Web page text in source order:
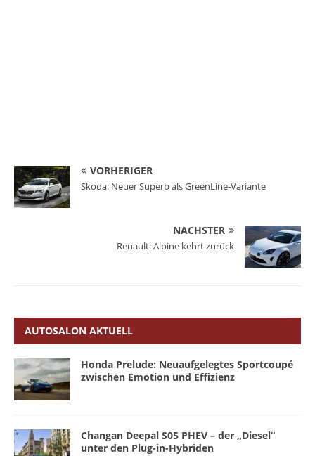
VORHERIGER
Skoda: Neuer Superb als GreenLine-Variante
NÄCHSTER
Renault: Alpine kehrt zurück
AUTOSALON AKTUELL
Honda Prelude: Neuaufgelegtes Sportcoupé
zwischen Emotion und Effizienz
Changan Deepal S05 PHEV – der „Diesel“
unter den Plug-in-Hybriden